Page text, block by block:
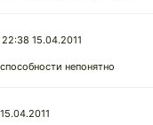
22:38 15.04.2011
непонятно